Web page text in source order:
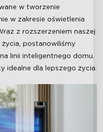
w tworzenie
w zakresie oświetlenia
z rozszerzeniem naszej
postanowiliśmy
linii inteligentnego domu.
idealne dla lepszego życia.